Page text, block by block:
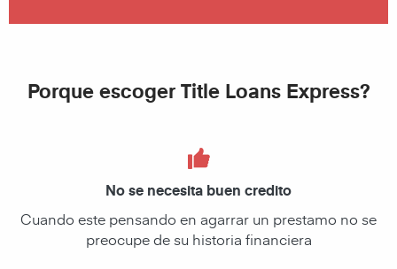
Porque escoger Title Loans Express?
No se necesita buen credito
Cuando este pensando en agarrar un prestamo no se
preocupe de su historia financiera